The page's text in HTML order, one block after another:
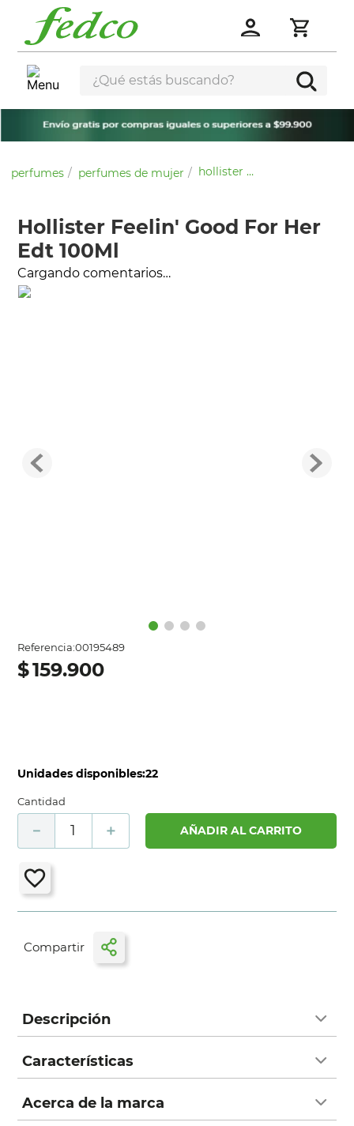
¿Qué estás buscando?
perfumes perfumes de mujer hollister feelin' good for her edt 100ml
Hollister Feelin' Good For Her
Edt 100Ml
Cargando comentarios…
Referencia:00195489
$159.900
Unidades disponibles:22
Cantidad
＋
－ AÑADIR AL CARRITO
Descripción
Características
Acerca de la marca